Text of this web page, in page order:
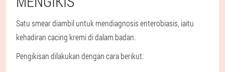
Satu smear diambil untuk mendiagnosis enterobiasis, iaitu
kehadiran cacing kremi di dalam badan.
Pengikisan dilakukan dengan cara berikut: